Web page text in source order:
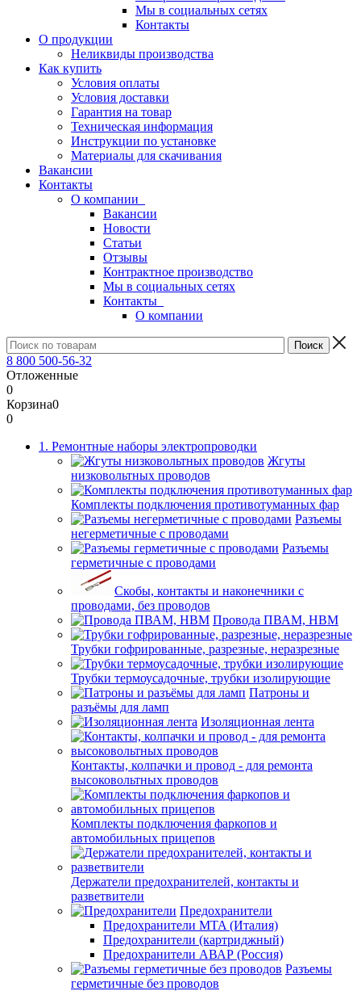
Мы в социальных сетях
Контакты
О продукции
Неликвиды производства
Как купить
Условия оплаты
Условия доставки
Гарантия на товар
Техническая информация
Инструкции по установке
Материалы для скачивания
Вакансии
Контакты
О компании
Вакансии
Новости
Статьи
Отзывы
Контрактное производство
Мы в социальных сетях
Контакты
О компании
8 800 500-56-32
Отложенные
0
Корзина0
0
1. Ремонтные наборы электропроводки
Жгуты
низковольтных проводов
Комплекты подключения противотуманных фар
Разъемы
негерметичные с проводами
Разъемы
герметичные с проводами
Скобы, контакты и наконечники с
проводами, без проводов
Провода ПВАМ, НВМ
Трубки гофрированные, разрезные, неразрезные
Трубки термоусадочные, трубки изолирующие
Патроны и
разъёмы для ламп
Изоляционная лента
Контакты, колпачки и провод - для ремонта
высоковольтных проводов
Комплекты подключения фаркопов и
автомобильных прицепов
Держатели предохранителей, контакты и
разветвители
Предохранители
Предохранители MTA (Италия)
Предохранители (картриджный)
Предохранители АВАР (Россия)
Разъемы
герметичные без проводов